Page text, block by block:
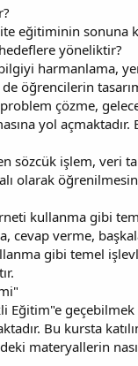
eğitiminin sonuna
yöneliktir?
harmanlama,
öğrencilerin
problem çözme,
yol
sözcük işlem,
olarak
kullanma gibi
cevap verme,
gibi temel
Bu kursta
materyallerin